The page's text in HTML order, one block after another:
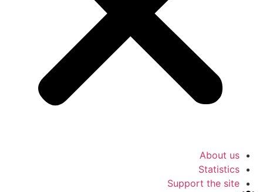
About us
Statistics
Support the site